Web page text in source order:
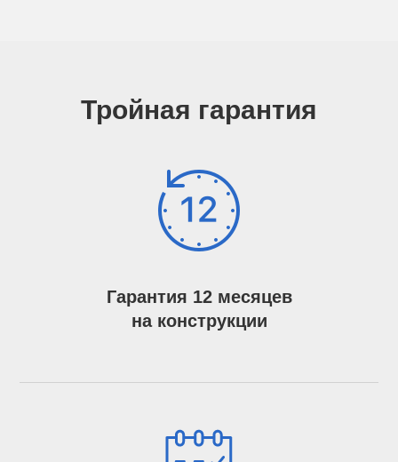
Тройная гарантия
Гарантия 12 месяцев
на конструкции